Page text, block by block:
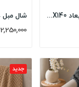
شال مبل دیاموند ابعاد 180X140 رنگ: KAHVE
2,250,000 تومان
جدید